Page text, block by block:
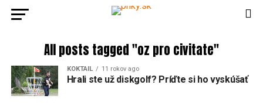
All posts tagged "oz pro civitate"
KOKTAIL 11 rokov ago
Hrali ste už diskgolf? Príďte si ho vyskúšať